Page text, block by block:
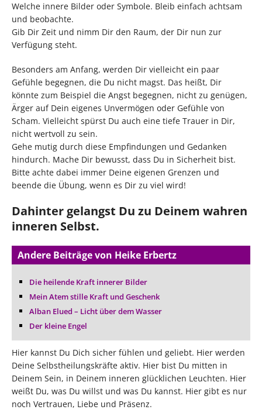
Welche innere Bilder oder Symbole. Bleib einfach achtsam
und beobachte.
Gib Dir Zeit und nimm Dir den Raum, der Dir nun zur
Verfügung steht.
Besonders am Anfang, werden Dir vielleicht ein paar
Gefühle begegnen, die Du nicht magst. Das heißt, Dir
könnte zum Beispiel die Angst begegnen, nicht zu genügen,
Ärger auf Dein eigenes Unvermögen oder Gefühle von
Scham. Vielleicht spürst Du auch eine tiefe Trauer in Dir,
nicht wertvoll zu sein.
Gehe mutig durch diese Empfindungen und Gedanken
hindurch. Mache Dir bewusst, dass Du in Sicherheit bist.
Bitte achte dabei immer Deine eigenen Grenzen und
beende die Übung, wenn es Dir zu viel wird!
Dahinter gelangst Du zu Deinem wahren
inneren Selbst.
Andere Beiträge von Heike Erbertz
Die heilende Kraft innerer Bilder
Mein Atem stille Kraft und Geschenk
Alban Elued – Licht über dem Wasser
Der kleine Engel
Hier kannst Du Dich sicher fühlen und geliebt. Hier werden
Deine Selbstheilungskräfte aktiv. Hier bist Du mitten in
Deinem Sein, in Deinem inneren glücklichen Leuchten. Hier
weißt Du, was Du willst und was Du kannst. Hier gibt es nur
noch Vertrauen, Liebe und Präsenz.